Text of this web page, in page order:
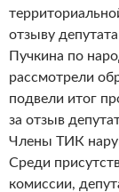
отзыву
Пучкина по
рассмотрели
подвели итог
за отзыв
Члены ТИК
Среди
комиссии,